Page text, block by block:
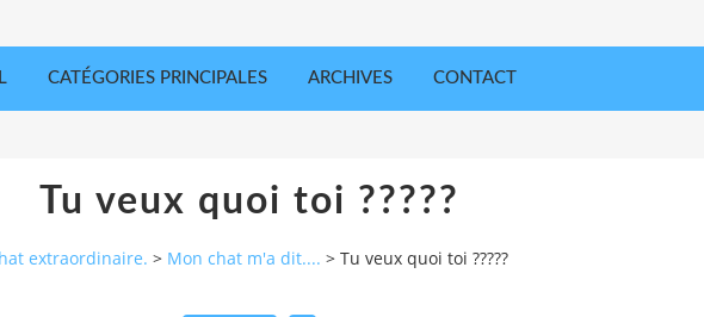
CATÉGORIES PRINCIPALES ARCHIVES CONTACT
Tu veux quoi toi ?????
extraordinaire. > Mon chat m'a dit.... > Tu veux quoi toi ?????